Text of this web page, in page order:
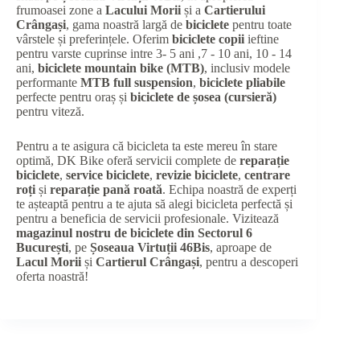
frumoasei zone a Lacului Morii și a Cartierului
Crângași, gama noastră largă de biciclete pentru toate
vârstele și preferințele. Oferim biciclete copii ieftine
pentru varste cuprinse intre 3- 5 ani ,7 - 10 ani, 10 - 14
ani, biciclete mountain bike (MTB), inclusiv modele
performante MTB full suspension, biciclete pliabile
perfecte pentru oraș și biciclete de șosea (cursieră)
pentru viteză.
Pentru a te asigura că bicicleta ta este mereu în stare
optimă, DK Bike oferă servicii complete de reparație
biciclete, service biciclete, revizie biciclete, centrare
roți și reparație pană roată. Echipa noastră de experți
te așteaptă pentru a te ajuta să alegi bicicleta perfectă și
pentru a beneficia de servicii profesionale. Vizitează
magazinul nostru de biciclete din Sectorul 6
București, pe Șoseaua Virtuții 46Bis, aproape de
Lacul Morii și Cartierul Crângași, pentru a descoperi
oferta noastră!